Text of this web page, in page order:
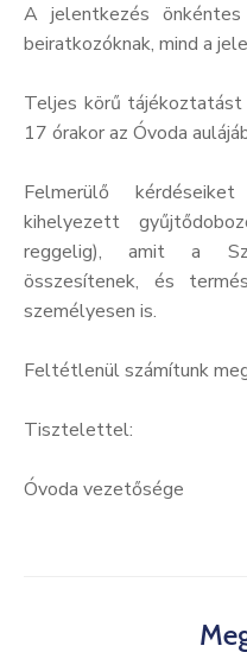
Kultúra
A jelentkezés
beiratkozóknak, mind a
Teljes körű
17 órakor az Óvoda
Felmerülő
kihelyezett
reggelig), amit a
összesítenek, és
személyesen is.
Feltétlenül számítunk
Tisztelettel:
Óvoda vezetősége